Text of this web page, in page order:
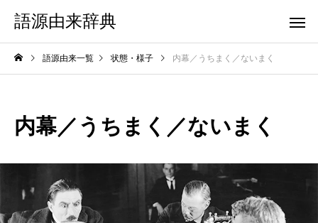
語源由来辞典
語源由来一覧 状態・様子 内幕／うちまく／ないまく
内幕／うちまく／ないまく